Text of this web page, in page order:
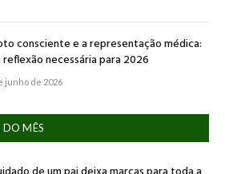
consciente e a representação médica:
reflexão necessária para 2026
junho de 2026
MÊS